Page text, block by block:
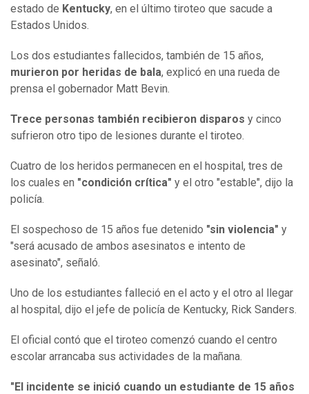
estado de Kentucky, en el último tiroteo que sacude a
Estados Unidos.
Los dos estudiantes fallecidos, también de 15 años,
murieron por heridas de bala, explicó en una rueda de
prensa el gobernador Matt Bevin.
Trece personas también recibieron disparos y cinco
sufrieron otro tipo de lesiones durante el tiroteo.
Cuatro de los heridos permanecen en el hospital, tres de
los cuales en "condición crítica" y el otro "estable", dijo la
policía.
El sospechoso de 15 años fue detenido "sin violencia" y
"será acusado de ambos asesinatos e intento de
asesinato", señaló.
Uno de los estudiantes falleció en el acto y el otro al llegar
al hospital, dijo el jefe de policía de Kentucky, Rick Sanders.
El oficial contó que el tiroteo comenzó cuando el centro
escolar arrancaba sus actividades de la mañana.
"El incidente se inició cuando un estudiante de 15 años